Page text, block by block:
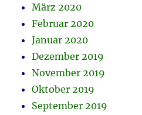
März 2020
Februar 2020
Januar 2020
Dezember 2019
November 2019
Oktober 2019
September 2019